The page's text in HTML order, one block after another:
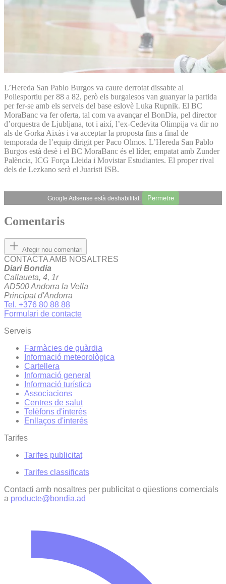
L’Hereda San Pablo Burgos va caure derrotat dissabte al
Poliesportiu per 88 a 82, però els burgalesos van guanyar la partida
per fer-se amb els serveis del base eslovè Luka Rupnik. El BC
MoraBanc va fer oferta, tal com va avançar el BonDia, pel director
d’orquestra de Ljubljana, tot i així, l’ex-Cedevita Olimpija va dir no
als de Gorka Aixàs i va acceptar la proposta fins a final de
temporada de l’equip dirigit per Paco Olmos. L’Hereda San Pablo
Burgos està desè i el BC MoraBanc és el líder, empatat amb Zunder
Palència, ICG Força Lleida i Movistar Estudiantes. El proper rival
dels de Lezkano serà el Juaristi ISB.
Google Adsense està deshabilitat. Permetre
Comentaris
Afegir nou comentari
CONTACTA AMB NOSALTRES
Diari Bondia
Callaueta, 4, 1r
AD500 Andorra la Vella
Principat d'Andorra
Tel. +376 80 88 88
Formulari de contacte
Serveis
Farmàcies de guàrdia
Informació meteorològica
Cartellera
Informació general
Informació turística
Associacions
Centres de salut
Telèfons d'interès
Enllaços d'interés
Tarifes
Tarifes publicitat
Tarifes classificats
Contacti amb nosaltres per publicitat o qüestions comercials
a producte@bondia.ad